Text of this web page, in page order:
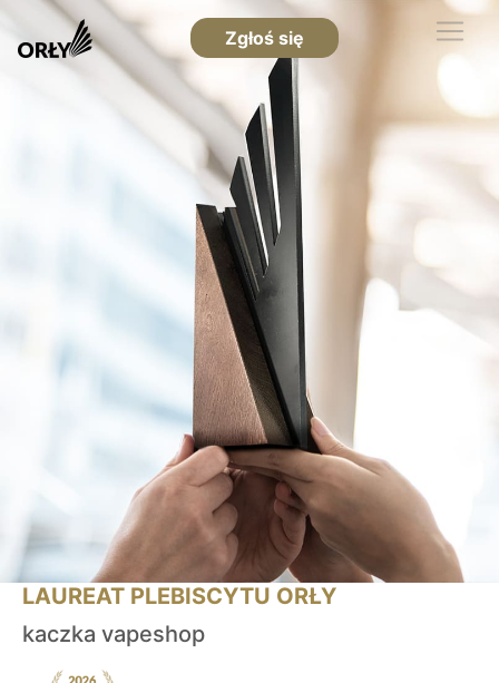
Zgłoś się
LAUREAT PLEBISCYTU ORŁY
kaczka vapeshop